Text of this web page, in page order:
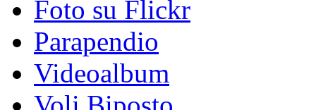
Foto su Flickr
Parapendio
Videoalbum